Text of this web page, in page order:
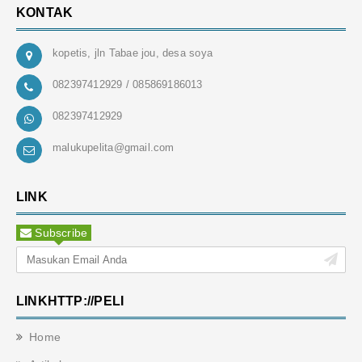
KONTAK
kopetis, jln Tabae jou, desa soya
082397412929 / 085869186013
082397412929
malukupelita@gmail.com
LINK
Subscribe
LINKHTTP://PELI
Home